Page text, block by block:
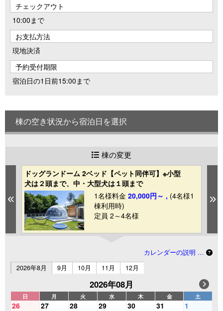
チェックアウト
10:00まで
お支払方法
現地決済
予約受付期限
宿泊日の1日前15:00まで
棟の空き状況から宿泊日を選択
棟の変更
Previous
ドッグランドーム 2ベッド【ペット同伴可】※小型
犬は２頭まで、中・大型犬は１頭まで
1名様料金 20,000円～ , (4名様1
棟利用時)
定員 2～4名様
カレンダーの説明 …
2026年8月
9月 10月 11月 12月
2026年08月
日 月 火 水 木 金 土
26 27 28 29 30 31 1